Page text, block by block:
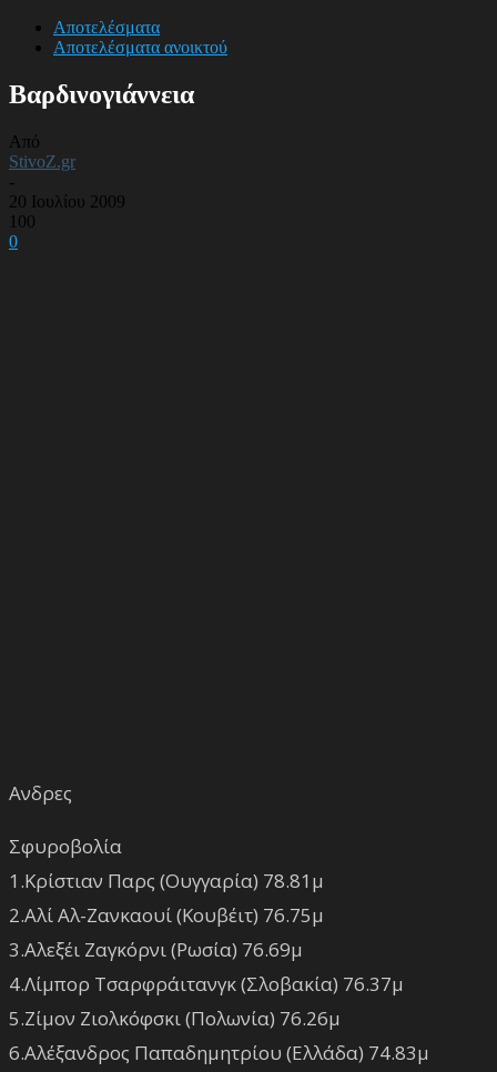
Αποτελέσματα
Αποτελέσματα ανοικτού
Βαρδινογιάννεια
Από
StivoZ.gr
-
20 Ιουλίου 2009
100
0
Ανδρες
Σφυροβολία
1.Κρίστιαν Παρς (Ουγγαρία) 78.81μ
2.Αλί Αλ-Ζανκαουί (Κουβέιτ) 76.75μ
3.Αλεξέι Ζαγκόρνι (Ρωσία) 76.69μ
4.Λίμπορ Τσαρφράιτανγκ (Σλοβακία) 76.37μ
5.Ζίμον Ζιολκόφσκι (Πολωνία) 76.26μ
6.Αλέξανδρος Παπαδημητρίου (Ελλάδα) 74.83μ